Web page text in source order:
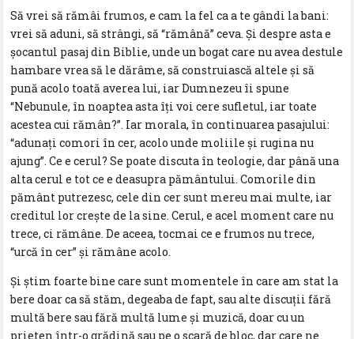
Să vrei să rămâi frumos, e cam la fel ca a te gândi la bani:
vrei să aduni, să strângi, să “rămână” ceva. Şi despre asta e
șocantul pasaj din Biblie, unde un bogat care nu avea destule
hambare vrea să le dărâme, să construiască altele și să
pună acolo toată averea lui, iar Dumnezeu îi spune
“Nebunule, în noaptea asta îţi voi cere sufletul, iar toate
acestea cui rămân?”. Iar morala, în continuarea pasajului:
“adunaţi comori în cer, acolo unde moliile și rugina nu
ajung”. Ce e cerul? Se poate discuta în teologie, dar până una
alta cerul e tot ce e deasupra pământului. Comorile din
pământ putrezesc, cele din cer sunt mereu mai multe, iar
creditul lor crește de la sine. Cerul, e acel moment care nu
trece, ci rămâne. De aceea, tocmai ce e frumos nu trece,
“urcă în cer” și rămâne acolo.
Şi știm foarte bine care sunt momentele în care am stat la
bere doar ca să stăm, degeaba de fapt, sau alte discuţii fără
multă bere sau fără multă lume şi muzică, doar cu un
prieten într-o grădină sau pe o scară de bloc, dar care ne